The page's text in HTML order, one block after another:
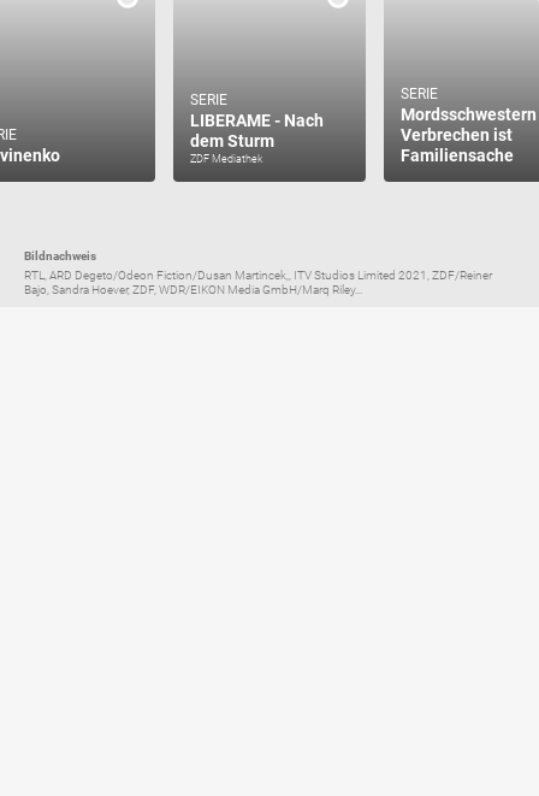
SERIE
LIBERAME - Nach
dem Sturm
ZDF Mediathek
SERIE
Mordsschwestern
Verbrechen ist
Familiensache
Bildnachweis
RTL, ARD Degeto/Odeon Fiction/Dusan Martincek,, ITV Studios Limited 2021, ZDF/Reiner
Bajo, Sandra Hoever, ZDF, WDR/EIKON Media GmbH/Marq Riley...